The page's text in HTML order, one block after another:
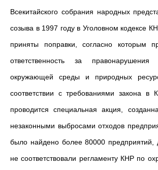
Всекитайского собрания народных
созыва в 1997 году в Уголовном кодексе
приняты поправки, согласно которым
ответственность за
окружающей среды и природных
соответствии с требованиями закона в
проводится специальная акция,
незаконными выбросами отходов
было найдено более 80000 предприятий,
не соответствовали регламенту КНР по